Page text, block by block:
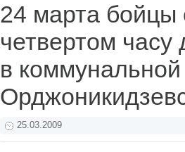
24 марта
четвертом
в коммунальной
25.03.2009